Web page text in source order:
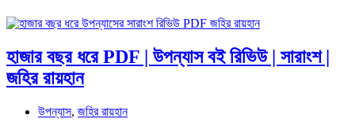
হাজার বছর ধরে PDF | উপন্যাস বই রিভিউ | সারাংশ |
জহির রায়হান
উপন্যাস, জহির রায়হান